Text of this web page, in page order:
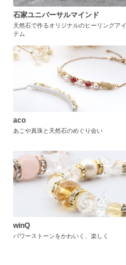
石家ユニバーサルマインド
天然石で作るオリジナルのヒーリングアイ
テム
aco
あこや真珠と天然石のめぐり会い
winQ
パワーストーンをかわいく、楽しく